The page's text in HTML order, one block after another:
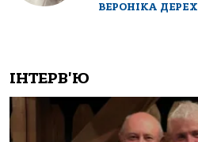
ВЕРОНІКА ДЕРЕХ
ІНТЕРВ'Ю